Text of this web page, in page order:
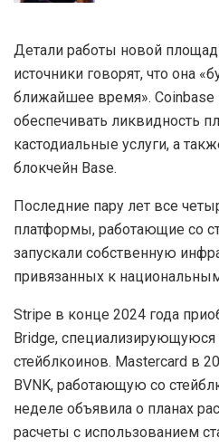
Детали работы новой
источники говорят, что она
ближайшее время». Coinbase
обеспечивать ликвидность
кастодиальные услуги, а
блокчейн Base.
Последние пару лет все
платформы, работающие со
запускали собственную
привязанных к
Stripe в конце 2024 года
Bridge, специализирующуюся
стейблкоинов. Mastercard в
BVNK, работающую со
неделе объявила о планах
расчеты с использованием